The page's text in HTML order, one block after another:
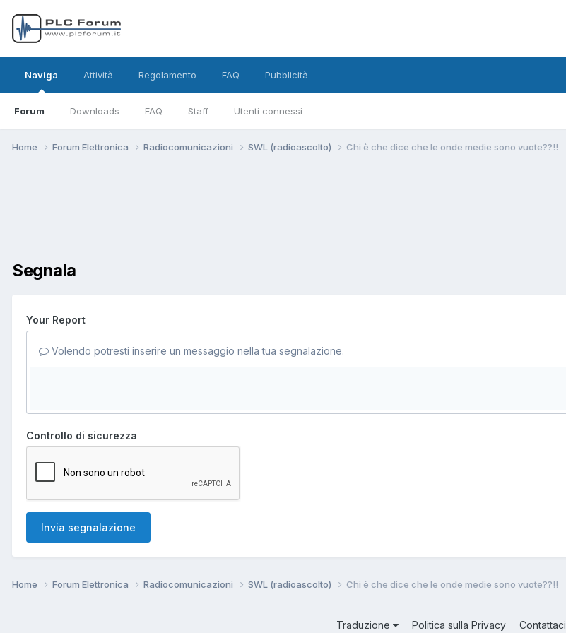
Naviga
Forum Downloads FAQ Staff Utenti connessi
Attività Regolamento FAQ Pubblicità
Home Forum Elettronica Radiocomunicazioni SWL (radioascolto) Chi è che dice che le onde medie sono vuote??!!
Segnala
Your Report
Volendo potresti inserire un messaggio nella tua segnalazione.
Controllo di sicurezza
Invia segnalazione
Home Forum Elettronica Radiocomunicazioni SWL (radioascolto) Chi è che dice che le onde medie sono vuote??!!
Traduzione Politica sulla Privacy Contattaci